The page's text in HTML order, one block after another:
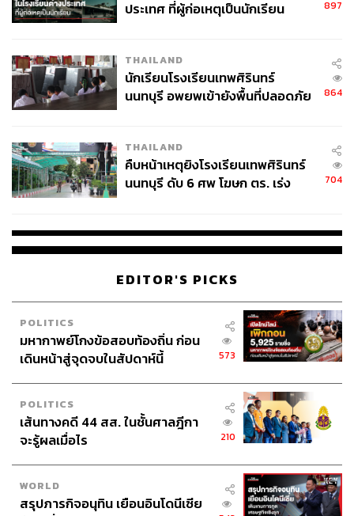
ประเทศ ที่ผู้ก่อเหตุเป็นนักเรียน
897
THAILAND
นักเรียนโรงเรียนเทพศิรินทร์
นนทบุรี อพยพเข้ายังพื้นที่ปลอดภัย
864
THAILAND
คืบหน้าเหตุยิงโรงเรียนเทพศิรินทร์
นนทบุรี ดับ 6 ศพ โฆษก ตร. เร่ง
704
EDITOR'S PICKS
POLITICS
มหากาพย์โกงข้อสอบท้องถิ่น ก่อน
เดินหน้าสู่จุดจบในสัปดาห์นี้
573
POLITICS
เส้นทางคดี 44 สส. ในชั้นศาลฎีกา
จะรู้ผลเมื่อไร
210
WORLD
สรุปภารกิจอนุทิน เยือนอินโดนีเซีย